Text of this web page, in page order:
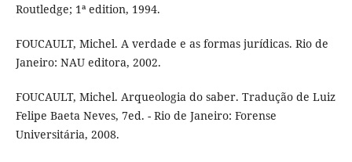
Routledge; 1ª edition, 1994.
FOUCAULT, Michel. A verdade e as formas jurídicas. Rio de
Janeiro: NAU editora, 2002.
FOUCAULT, Michel. Arqueologia do saber. Tradução de Luiz
Felipe Baeta Neves, 7ed. - Rio de Janeiro: Forense
Universitária, 2008.